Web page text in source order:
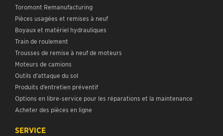
Toromont Remanufacturing
Pièces usagées et remises à neuf
Boyaux et matériel hydrauliques
Train de roulement
Trousses de remise à neuf de moteurs
Moteurs de camions
Outils d’attaque du sol
Produits d’entretien préventif
Options en libre-service pour les réparations et la maintenance
Acheter des pièces en ligne
SERVICE